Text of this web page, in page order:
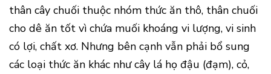
thân cây chuối thuộc nhóm thức ăn thô, thân chuối
cho dê ăn tốt vì chứa muối khoáng vi lượng, vi sinh
có lợi, chất xơ. Nhưng bên cạnh vẫn phải bổ sung
các loại thức ăn khác như cây lá họ đậu (đạm), cỏ,